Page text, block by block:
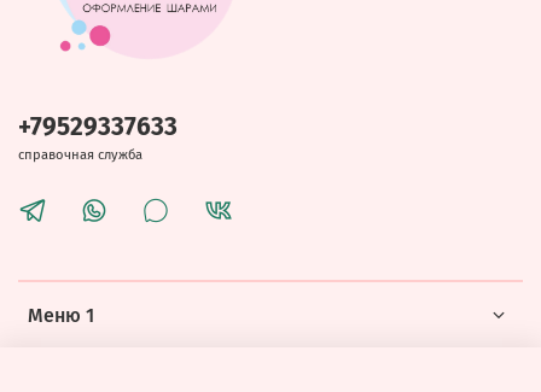
Меню 1
+79529337633
справочная служба